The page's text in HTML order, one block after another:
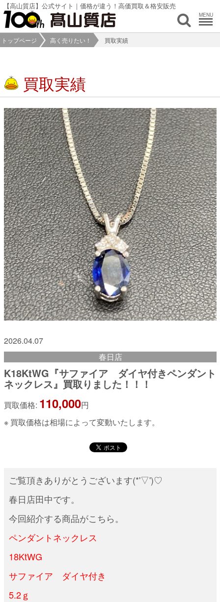
【高山質店】公式サイト｜価格が違う！高価買取＆格安販売
MENU
トップページ 高く売りたい！ 買取実績
買取実績
2026.04.07
春日店
K18KtWG『サファイア ダイヤ付きペンダント
ネックレス』買取りました！！！
買取価格: 110,000円
※ 買取価格は相場によって変動いたします。
ご覧頂きありがとうございます(*'▽')♡
春日店田中です。
今回紹介する商品がこちら。
ペンダントネックレス
18KtWG
サファイア ダイヤ付き
5.2ｇ